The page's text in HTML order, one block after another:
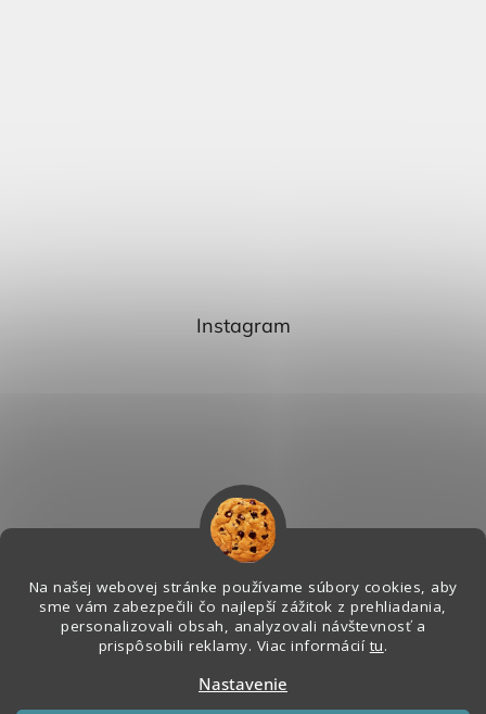
Na našej webovej stránke používame súbory cookies, aby
sme vám zabezpečili čo najlepší zážitok z prehliadania,
personalizovali obsah, analyzovali návštevnosť a
prispôsobili reklamy. Viac informácií tu.
Nastavenie
Instagram
Sledovať na Instagrame